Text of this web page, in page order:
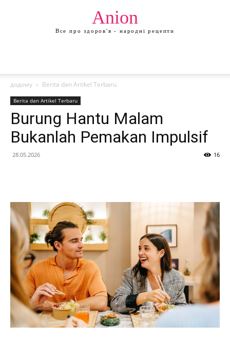
Anion
Все про здоров'я - народні рецепти
додому Berita dan Artikel Terbaru
Berita dan Artikel Terbaru
Burung Hantu Malam
Bukanlah Pemakan Impulsif
28.05.2026 16